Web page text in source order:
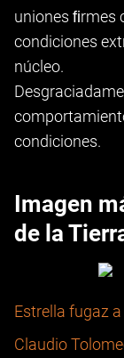
uniones ﬁrmes
condiciones
núcleo.
condiciones.
Imagen
de la
Estrella fugaz
Claudio